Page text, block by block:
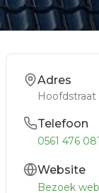
Adres
Hoofdstraat
Telefoon
0561 476 081
Website
Bezoek